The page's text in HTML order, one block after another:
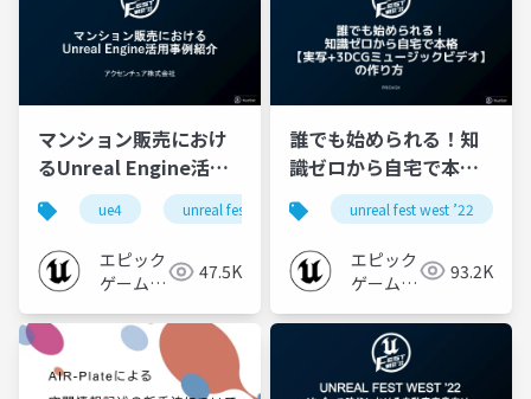
マンション販売におけ
るUnreal Engine活用
事例紹介【UNREAL
FEST WEST ’22】
ue4 unreal fest unreal fest west ’22
エピック
ゲームズ
47.5K
誰でも始められる！知
識ゼロから自宅で本格
【実写+3DCGミュージ
ックビデオ】の作り方
【UNREAL FEST WEST
’22】
unreal fest west ’22
エピック
ゲームズ
93.2K